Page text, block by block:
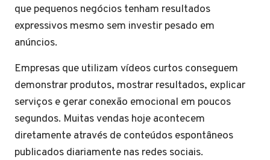
que pequenos negócios tenham resultados
expressivos mesmo sem investir pesado em
anúncios.
Empresas que utilizam vídeos curtos conseguem
demonstrar produtos, mostrar resultados, explicar
serviços e gerar conexão emocional em poucos
segundos. Muitas vendas hoje acontecem
diretamente através de conteúdos espontâneos
publicados diariamente nas redes sociais.